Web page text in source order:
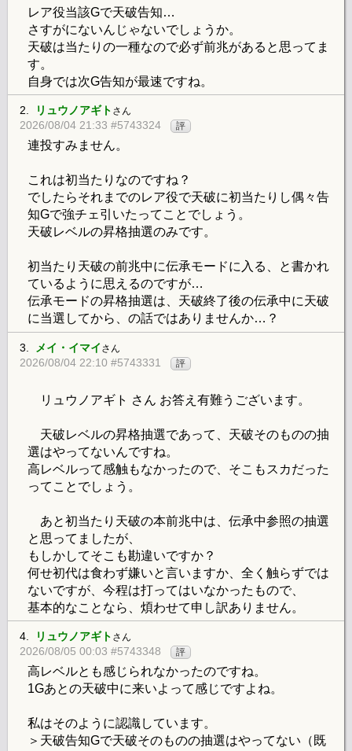
レア役当該Gで天破告知…
さすがにないんじゃないでしょうか。
天破は当たりの一種なので必ず前兆があると思ってま
す。
自身では次G告知が最速ですね。
2. リュウノアギト さん
2026/08/04 21:33 #5743324 評
連投すみません。
これは初当たりなのですね？
でしたらそれまでのレア役で天破に初当たりし偶々告
知Gで強チェ引いたってことでしょう。
天破レベルの昇格抽選のみです。
初当たり天破の前兆中に伝承モードに入る、と書かれ
ているように思えるのですが…
伝承モードの昇格抽選は、天破終了後の伝承中に天破
に当選してから、の話ではありませんか…？
3. メイ・イマイ さん
2026/08/04 22:10 #5743331 評
リュウノアギト さん お答え有難うございます。
天破レベルの昇格抽選であって、天破そのものの抽
選はやってないんですね。
高レベルって感触もなかったので、そこもスカだった
ってことでしょう。
あと初当たり天破の本前兆中は、伝承中参照の抽選
と思ってましたが、
もしかしてそこも勘違いですか？
何せ初代は食わず嫌いと言いますか、全く触らずでは
ないですが、今程は打ってはいなかったもので、
基本的なことなら、煩わせて申し訳ありません。
4. リュウノアギト さん
2026/08/05 00:03 #5743348 評
高レベルとも感じられなかったのですね。
1Gあとの天破中に来いよって感じですよね。
私はそのように認識しています。
＞天破告知Gで天破そのものの抽選はやってない（既